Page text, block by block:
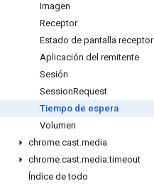
Imagen
Receptor
Estado de pantalla receptor
Aplicación del remitente
Sesión
SessionRequest
Tiempo de espera
Volumen
chrome.cast.media
chrome.cast.media.timeout
Índice de todo